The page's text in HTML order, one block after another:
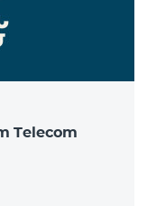
Telecom